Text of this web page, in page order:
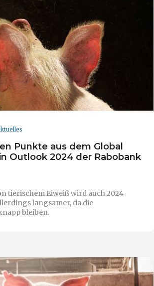
Punkte aus dem Global
Outlook 2024 der Rabobank
tierischem Eiweiß wird auch 2024
langsamer, da die
bleiben.